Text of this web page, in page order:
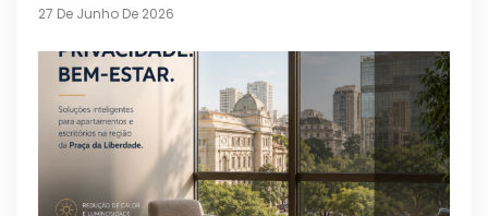
27 De Junho De 2026